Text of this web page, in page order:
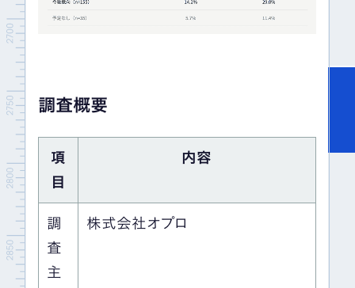
調査概要
項
目
内容
調
査
主
株式会社オプロ